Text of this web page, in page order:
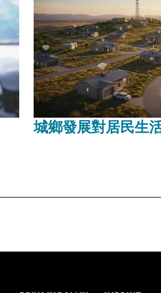
城鄉發展對居民生